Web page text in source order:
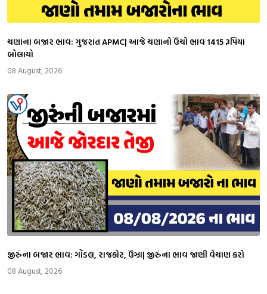
ચણાના બજાર ભાવ: ગુજરાત APMC| આજે ચણાનો ઉંચો ભાવ 1415 રૂપિયા
બોલાયો
08 August, 2026
જીરુંના બજાર ભાવ: ગોંડલ, રાજકોટ, ઉંઝા| જીરુંના ભાવ જાણી વેચાણ કરો
08 August, 2026